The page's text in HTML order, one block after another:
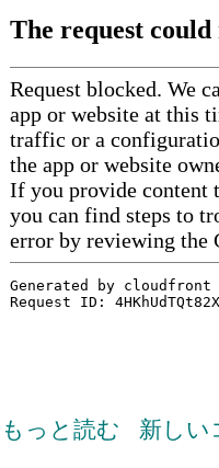
第230回論説・オピニオン(2) 能登
もっと読む 新しい